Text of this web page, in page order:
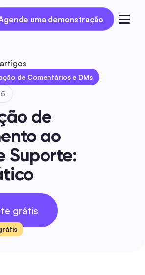
uma demonstração
uma demonstração
de Comentários e DMs
de
ao
Suporte:
grátis